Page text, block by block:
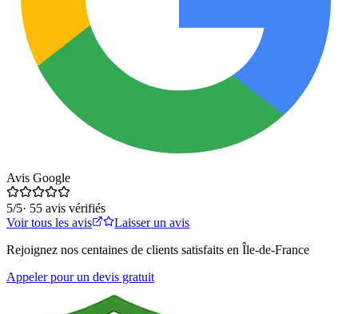
Avis Google
5/5· 55 avis vérifiés
Voir tous les avis
Laisser un avis
Rejoignez nos centaines de clients satisfaits en Île-de-France
Appeler pour un devis gratuit